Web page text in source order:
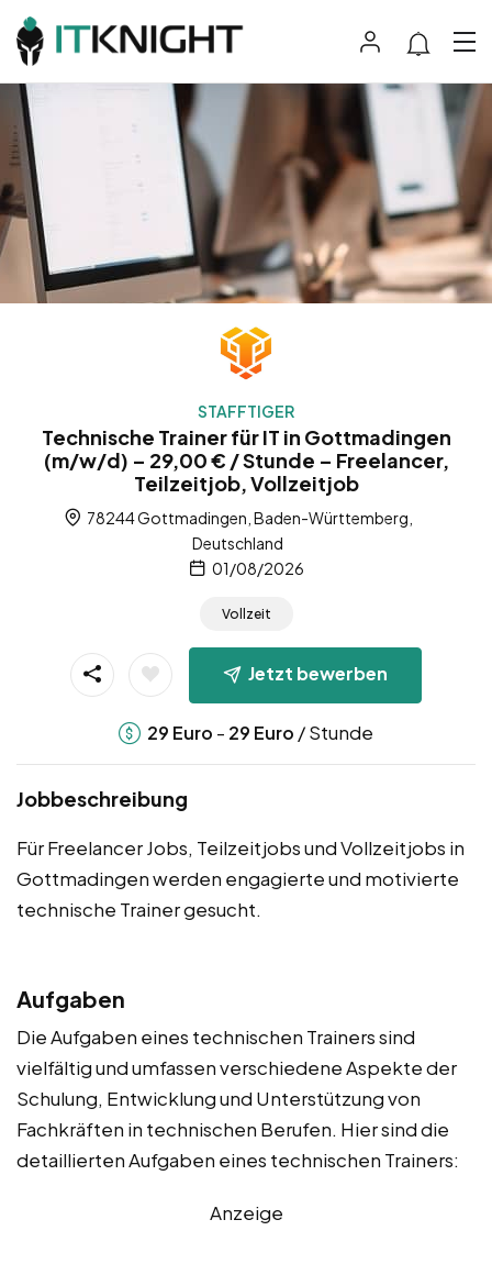
STAFFTIGER
Technische Trainer für IT in Gottmadingen
(m/w/d) – 29,00 € / Stunde – Freelancer,
Teilzeitjob, Vollzeitjob
78244 Gottmadingen, Baden-Württemberg,
Deutschland
01/08/2026
Vollzeit
Jetzt bewerben
29 Euro - 29 Euro / Stunde
Jobbeschreibung
Für Freelancer Jobs, Teilzeitjobs und Vollzeitjobs in
Gottmadingen werden engagierte und motivierte
technische Trainer gesucht.
Aufgaben
Die Aufgaben eines technischen Trainers sind
vielfältig und umfassen verschiedene Aspekte der
Schulung, Entwicklung und Unterstützung von
Fachkräften in technischen Berufen. Hier sind die
detaillierten Aufgaben eines technischen Trainers:
Anzeige